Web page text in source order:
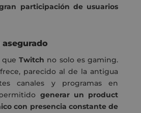
participación de usuarios
que Twitch no solo es gaming.
parecido al de la antigua
canales y programas en
generar un product
con presencia constante de